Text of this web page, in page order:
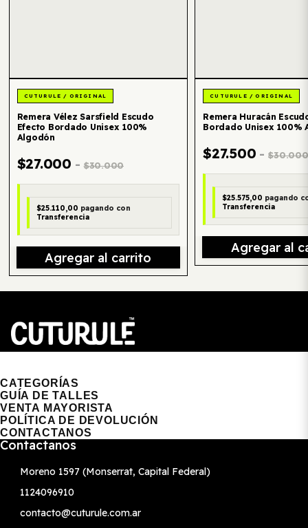
Remera Vélez Sarsfield Escudo
Efecto Bordado Unisex 100%
Algodón
$27.000 - $30.000
$25.110,00 pagando con
Transferencia
Agregar al carrito
Remera Huracán
Bordado Unisex 100%
$27.500 - $30.000
$25.575,00 pagando
Transferencia
Agregar al
CATEGORÍAS
GUÍA DE TALLES
VENTA MAYORISTA
POLÍTICA DE DEVOLUCIÓN
CONTACTANOS
Contactanos
Moreno 1597 (Monserrat, Capital Federal)
1124096910
contacto@cuturule.com.ar